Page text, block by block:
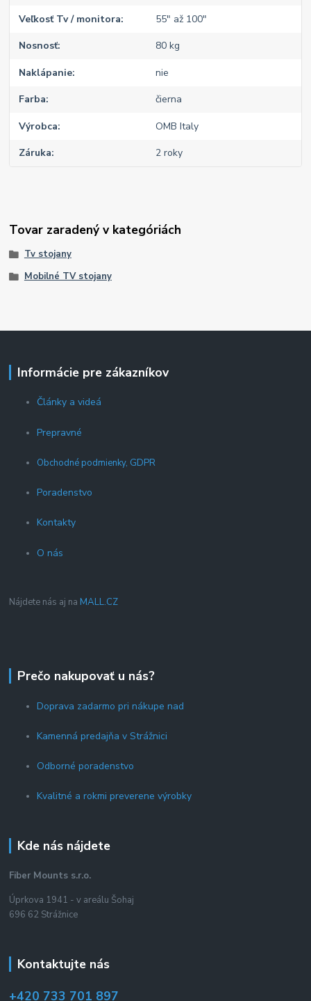
Veľkosť Tv / monitora 55" až 100"
Nosnosť 80 kg
Naklápanie nie
Farba čierna
Výrobca OMB Italy
Záruka 2 roky
Tovar zaradený v kategóriách
Tv stojany
Mobilné TV stojany
Informácie pre zákazníkov
Články a videá
Prepravné
Obchodné podmienky, GDPR
Poradenstvo
Kontakty
O nás
Nájdete nás aj na MALL.CZ
Prečo nakupovať u nás?
Doprava zadarmo pri nákupe nad
Kamenná predajňa v Strážnici
Odborné poradenstvo
Kvalitné a rokmi preverene výrobky
Kde nás nájdete
Fiber Mounts s.r.o.
Úprkova 1941 - v areálu Šohaj
696 62 Strážnice
Kontaktujte nás
+420 733 701 897